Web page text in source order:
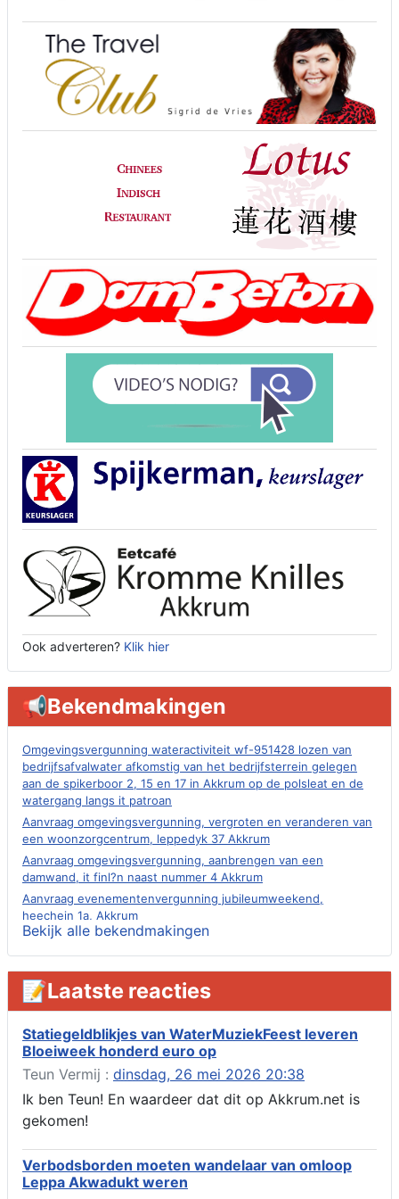
Ook adverteren? Klik hier
📢Bekendmakingen
Omgevingsvergunning wateractiviteit wf-951428 lozen van
bedrijfsafvalwater afkomstig van het bedrijfsterrein gelegen
aan de spikerboor 2, 15 en 17 in Akkrum op de polsleat en de
watergang langs it patroan
Aanvraag omgevingsvergunning, vergroten en veranderen van
een woonzorgcentrum, leppedyk 37 Akkrum
Aanvraag omgevingsvergunning, aanbrengen van een
damwand, it finl?n naast nummer 4 Akkrum
Aanvraag evenementenvergunning jubileumweekend,
heechein 1a, Akkrum
Verlening omgevingsvergunning, tijdelijk gebruik openbare
ruimte 02-10 t/m 02-11-2026, sitadel voor nr 6 te Akkrum
Aanvraag omgevingsvergunning, tijdelijk gebruik openbare
ruimte 02-10 t/m 02-11-2026, sitadel voor nr 6 te Akkrum
Verlenging beslistermijn aanvraag omgevingsvergunning,
heechein 28, 8491 em Akkrum
Aanvraag omgevingsvergunning, veranderen van een woning
(voordeur en dakkapel), boarnsterdyk 75 Akkrum
aanbrengen van asfalt t.b.v. onderhoud fietspad t.h.v
boarnsterdyk, Akkrum
Verlening ontheffing geluid, boarnsw?l Akkrum
Kennisgeving vergunningaanvraag voor het -bouwwerken,
Bekijk alle bekendmakingen
📝Laatste reacties
Statiegeldblikjes van WaterMuziekFeest leveren
Bloeiweek honderd euro op
Teun Vermij : dinsdag, 26 mei 2026 20:38
Ik ben Teun! En waardeer dat dit op Akkrum.net is
gekomen!
Verbodsborden moeten wandelaar van omloop
Leppa Akwadukt weren